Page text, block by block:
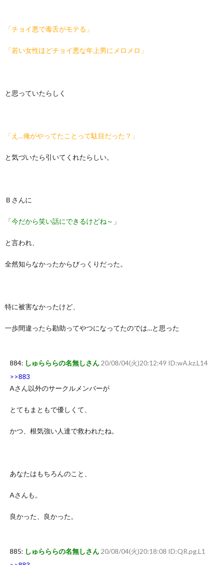
「チョイ悪で毒舌がモテる」
「若い女性ほどチョイ悪な年上男にメロメロ」
と思っていたらしく
「え…俺がやってたことって駄目だった？」
と気づいたら引いてくれたらしい。
Ｂさんに
「今だから笑い話にできるけどね～」
と言われ、
全然知らなかったからびっくりだった。
特に被害なかったけど、
一歩間違ったら勘助ってやつになってたのでは…と思った
884: しゅらららの名無しさん 20/08/04(火)20:12:49 ID:wA.kz.L14
>>883
Aさん以外のサークルメンバーが
とてもまともで優しくて、
かつ、根気強い人達で救われたね。
あなたはもちろんのこと、
Aさんも。
良かった、良かった。
885: しゅらららの名無しさん 20/08/04(火)20:18:08 ID:QR.pg.L1